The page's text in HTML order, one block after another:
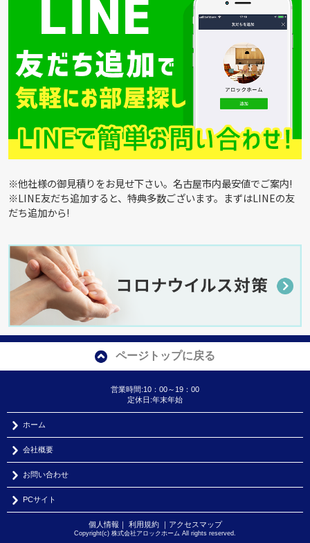
※他社様の御見積りをお見せ下さい。名古屋市内最安値でご案内!
※LINE友だち追加すると、特典多数ございます。まずはLINEの友
だち追加から!
ページトップに戻る
営業時間:10：00～19：00
定休日:年末年始
ホーム
会社概要
お問い合わせ
PCサイト
個人情報 利用規約｜ アクセスマップ
Copyright(c) 株式会社アロックホーム All rights reserved.